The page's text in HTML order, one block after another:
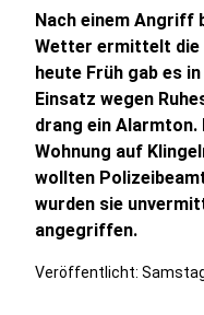
Nach einem Angriff
Wetter ermittelt die
heute Früh gab es
Einsatz wegen
drang ein
Wohnung auf
wollten
wurden sie
angegriffen.
Veröffentlicht: